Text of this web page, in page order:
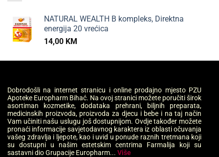
NATURAL WEALTH B kompleks, Direktna
energija 20 vrećica
14,00 KM
Dobrodošli na internet stranicu i online prodajno mjesto PZU
Apoteke Europharm Bihać. Na ovoj stranici možete poručiti širok
asortiman kozmetike, dodataka prehrani, biljnih preparata,
medicinskih proizvoda, proizvoda za djecu i bebe i na taj način
Vam učiniti našu uslugu još dostupnijom. Ovdje također možete
pronaći informacije savjetodavnog karaktera iz oblasti očuvanja
vašeg zdravlja i ljepote, kao i uvid u ponude raznih tretmana koji
su dostupni u našim estetskim centrima Farmalija koji su
sastavni dio Grupacije Europharm... Više